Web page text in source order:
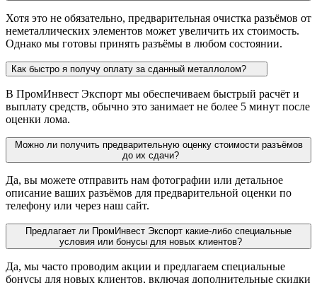
Хотя это не обязательно, предварительная очистка разъёмов от
неметаллических элементов может увеличить их стоимость.
Однако мы готовы принять разъёмы в любом состоянии.
Как быстро я получу оплату за сданный металлолом?
В ПромИнвест Экспорт мы обеспечиваем быстрый расчёт и
выплату средств, обычно это занимает не более 5 минут после
оценки лома.
Можно ли получить предварительную оценку стоимости разъёмов
до их сдачи?
Да, вы можете отправить нам фотографии или детальное
описание ваших разъёмов для предварительной оценки по
телефону или через наш сайт.
Предлагает ли ПромИнвест Экспорт какие-либо специальные
условия или бонусы для новых клиентов?
Да, мы часто проводим акции и предлагаем специальные
бонусы для новых клиентов, включая дополнительные скидки